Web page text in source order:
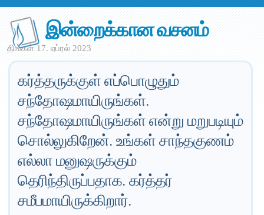
இன்றைக்கான வசனம்
திங்கள் 17. ஏப்ரல் 2023
கர்த்தருக்குள் எப்பொழுதும்
சந்தோஷமாயிருங்கள்.
சந்தோஷமாயிருங்கள் என்று மறுபடியும்
சொல்லுகிறேன். உங்கள் சாந்தகுணம்
எல்லா மனுஷருக்கும்
தெரிந்திருப்பதாக. கர்த்தர்
சமீபமாயிருக்கிறார்.